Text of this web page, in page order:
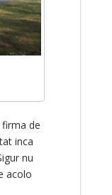
de
inca
nu
acolo